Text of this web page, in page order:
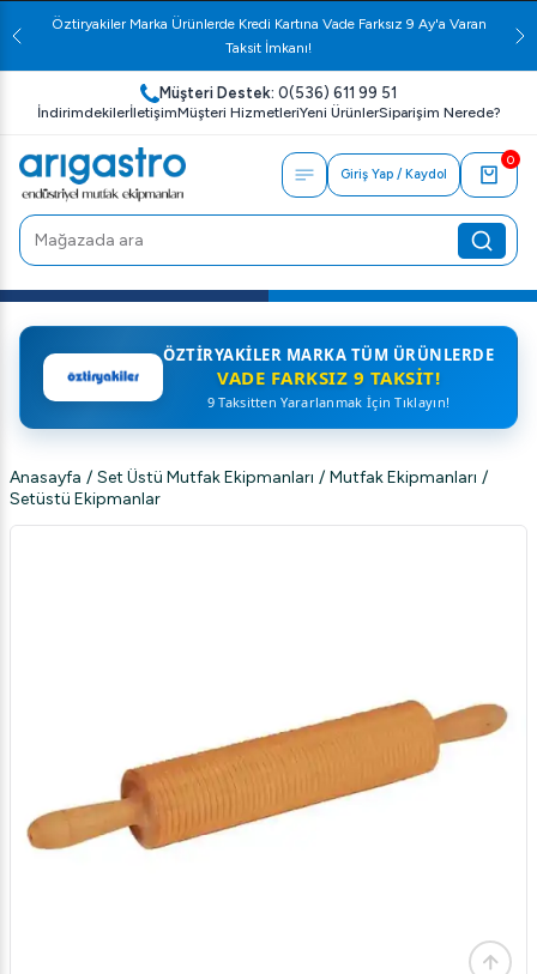
Öztiryakiler Marka Ürünlerde Kredi Kartına Vade Farksız 9 Ay'a Varan
Taksit İmkanı!
Müşteri Destek: 0(536) 611 99 51
İndirimdekilerİletişimMüşteri HizmetleriYeni ÜrünlerSiparişim Nerede?
Giriş Yap / Kaydol
0
ÖZTIRYAKILER MARKA TÜM ÜRÜNLERDE
VADE FARKSIZ 9 TAKSIT!
9 Taksitten Yararlanmak İçin Tıklayın!
Anasayfa / Set Üstü Mutfak Ekipmanları / Mutfak Ekipmanları /
Setüstü Ekipmanlar